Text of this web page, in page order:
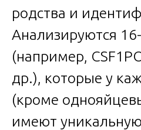
родства и
Анализируются
(например,
др.), которые у
(кроме
имеют